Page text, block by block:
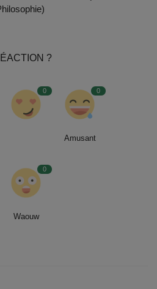
?
0 0
Amusant
0
Waouw